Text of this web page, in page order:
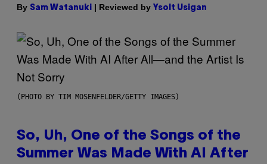
By Sam Watanuki | Reviewed by Ysolt Usigan
(PHOTO BY TIM MOSENFELDER/GETTY IMAGES)
So, Uh, One of the Songs of the
Summer Was Made With AI After